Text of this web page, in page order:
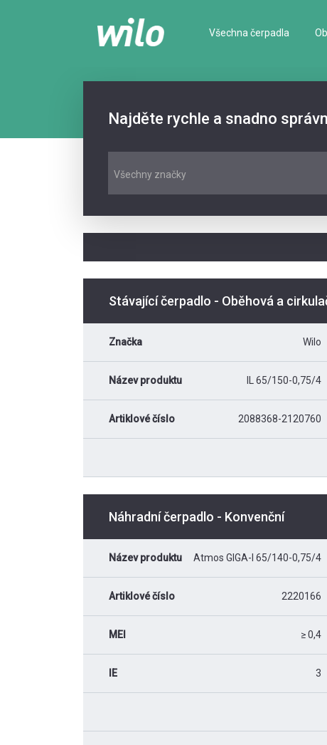
Všechna čerpadla
Najděte rychle a snadno
Všechny značky
Stávající čerpadlo - Oběhová a
Značka Wilo
Název produktu IL 65/150-0,75/4
Artiklové číslo 2088368-2120760
Náhradní čerpadlo - Konvenční
Název produktu Atmos GIGA-I 65/140-0,75/4
Artiklové číslo 2220166
MEI ≥ 0,4
IE 3